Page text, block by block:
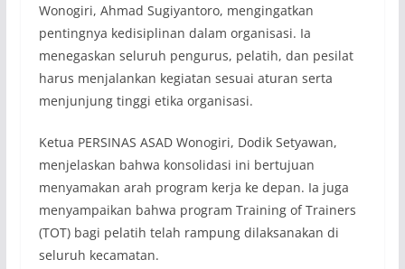
Wonogiri, Ahmad Sugiyantoro, mengingatkan
pentingnya kedisiplinan dalam organisasi. Ia
menegaskan seluruh pengurus, pelatih, dan pesilat
harus menjalankan kegiatan sesuai aturan serta
menjunjung tinggi etika organisasi.
Ketua PERSINAS ASAD Wonogiri, Dodik Setyawan,
menjelaskan bahwa konsolidasi ini bertujuan
menyamakan arah program kerja ke depan. Ia juga
menyampaikan bahwa program Training of Trainers
(TOT) bagi pelatih telah rampung dilaksanakan di
seluruh kecamatan.